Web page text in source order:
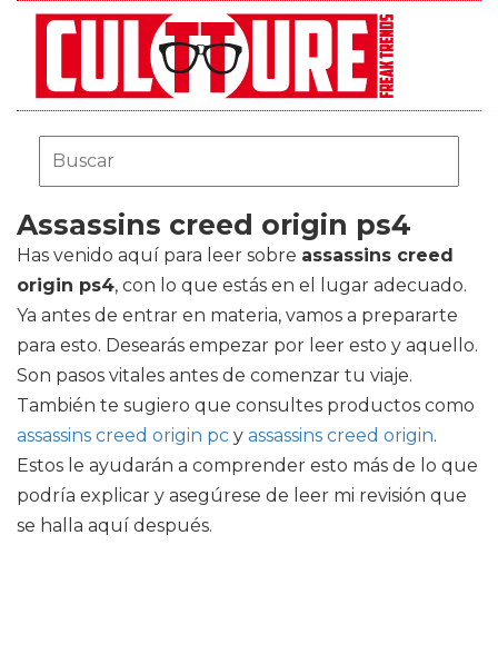
Assassins creed origin ps4
Has venido aquí para leer sobre assassins creed
origin ps4, con lo que estás en el lugar adecuado.
Ya antes de entrar en materia, vamos a prepararte
para esto. Desearás empezar por leer esto y aquello.
Son pasos vitales antes de comenzar tu viaje.
También te sugiero que consultes productos como
assassins creed origin pc y assassins creed origin.
Estos le ayudarán a comprender esto más de lo que
podría explicar y asegúrese de leer mi revisión que
se halla aquí después.